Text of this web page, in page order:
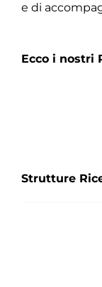
e di
Ecco i nostri
Strutture